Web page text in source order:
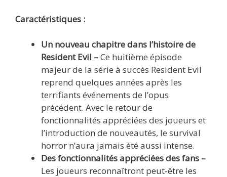
Caractéristiques :
Un nouveau chapitre dans l’histoire de
Resident Evil –Ce huitième épisode
majeur de la série à succès Resident Evil
reprend quelques années après les
terrifiants événements de l’opus
précédent. Avec le retour de
fonctionnalités appréciées des joueurs et
l’introduction de nouveautés, le survival
horror n’aura jamais été aussi intense.
Des fonctionnalités appréciées des fans –
Les joueurs reconnaîtront peut-être les